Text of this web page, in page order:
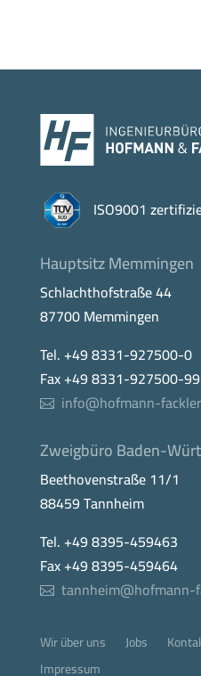
ISO9001
Hauptsitz Memmingen
Schlachthofstraße 44
87700 Memmingen
Tel. +49 8331-927500-0
Fax +49 8331-927500-99
info@hofmann-
Zweigbüro Baden-
Beethovenstraße 11/1
88459 Tannheim
Tel. +49 8395-459463
Fax +49 8395-459464
tannheim@hofmann-
Wir über uns Jobs
Impressum